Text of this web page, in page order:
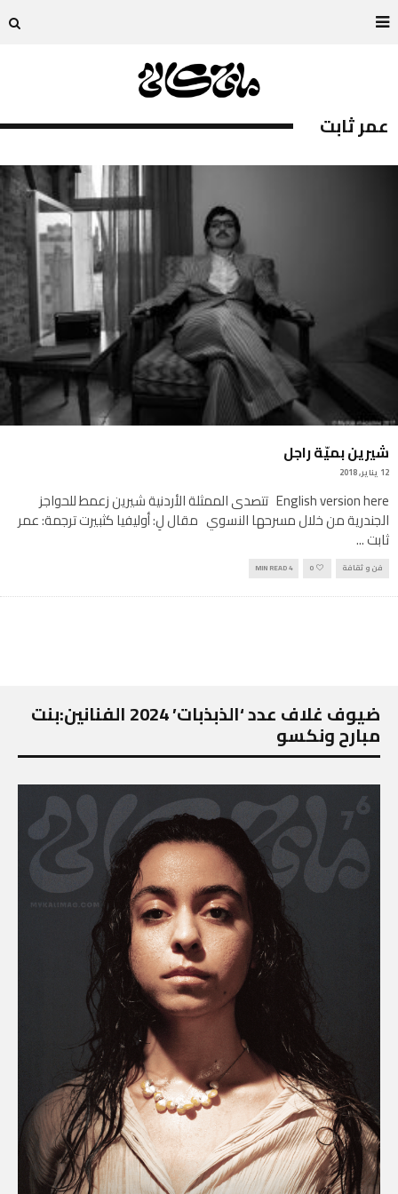
عمر ثابت
شيرين بميّة راجل
12 يناير, 2018
English version here تتصدى الممثلة الأردنية شيرين زعمط للحواجز
الجندرية من خلال مسرحها النسوي مقال لِ: أوليفيا كثبيرت ترجمة: عمر
ثابت...
فن و ثقافة 0
4 MIN READ
ضيوف غلاف عدد ‘الذبذبات’ 2024 الفنانين:بنت
مبارح ونكسو